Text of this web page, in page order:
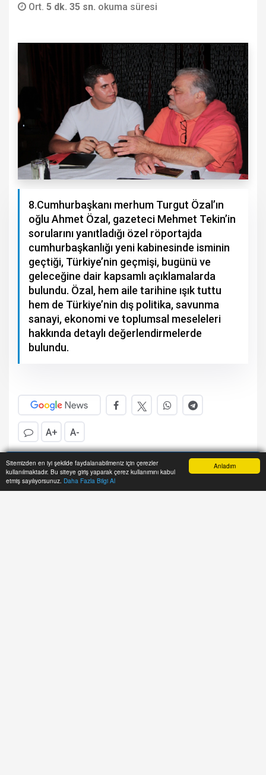
Anladım
Sitemizden en iyi şekilde faydalanabilmeniz için çerezler
kullanılmaktadır. Bu siteye giriş yaparak çerez kullanımını kabul
etmiş sayılıyorsunuz. Daha Fazla Bilgi Al
Ort. 5 dk. 35 sn. okuma süresi
8.Cumhurbaşkanı merhum Turgut Özal’ın
oğlu Ahmet Özal, gazeteci Mehmet Tekin’in
sorularını yanıtladığı özel röportajda
cumhurbaşkanlığı yeni kabinesinde isminin
geçtiği, Türkiye’nin geçmişi, bugünü ve
geleceğine dair kapsamlı açıklamalarda
bulundu. Özal, hem aile tarihine ışık tuttu
hem de Türkiye’nin dış politika, savunma
sanayi, ekonomi ve toplumsal meseleleri
hakkında detaylı değerlendirmelerde
bulundu.
A+ A-
Mehmet Tekin - Manisa İnternet Haber
Anasayfa Yazarlar Haber Ara İhbar Hattı Menu